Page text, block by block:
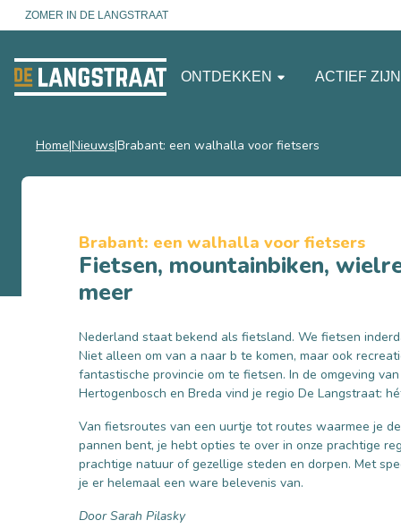
ZOMER IN DE LANGSTRAAT
ONTDEKKEN ACTIEF ZIJN
Home Nieuws Brabant: een walhalla voor fietsers
Brabant: een walhalla voor fietsers
Fietsen, mountainbiken,
meer
Nederland staat bekend als fietsland. We fietsen
Niet alleen om van a naar b te komen, maar ook
fantastische provincie om te fietsen. In de omgeving van
Hertogenbosch en Breda vind je regio De Langstraat:
Van fietsroutes van een uurtje tot routes waarmee je
pannen bent, je hebt opties te over in onze prachtige
prachtige natuur of gezellige steden en dorpen. Met
je er helemaal een ware belevenis van.
Door Sarah Pilasky